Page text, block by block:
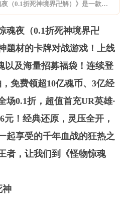
《怪物惊魂夜（0.1折死神境界卍解）》是一款高还原死神题材的卡牌对战游戏！上线即领SSR黑崎一护、斩魄以及海量招募福袋！连续登录领UR蓝染！免费千抽，免费领超10亿魂币、3亿经验等资源，福利拉满！全场0.1折，超值首充UR英雄·一护（卍解），只需0.06元！经典还原，灵压全开，组建超人气死神小队，一起享受的千年血战的狂热之夜！究竟是才是世界的王者，让我们到《怪物惊魂夜》里一起见证吧！
魂夜（0.1折死神境界卍
题材的卡牌对战游戏！上线
以及海量招募福袋！连续登
免费领超10亿魂币、3亿经
场0.1折，超值首充UR英雄·
！经典还原，灵压全开，
起享受的千年血战的狂热之
者，让我们到《怪物惊魂
神